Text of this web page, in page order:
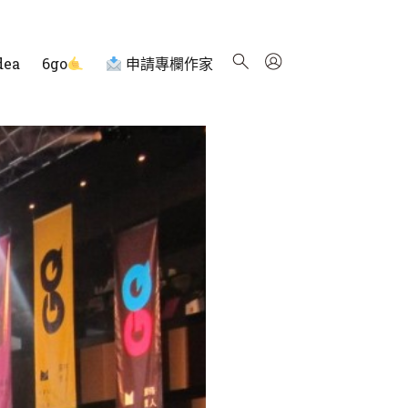
6go 申請專欄作家